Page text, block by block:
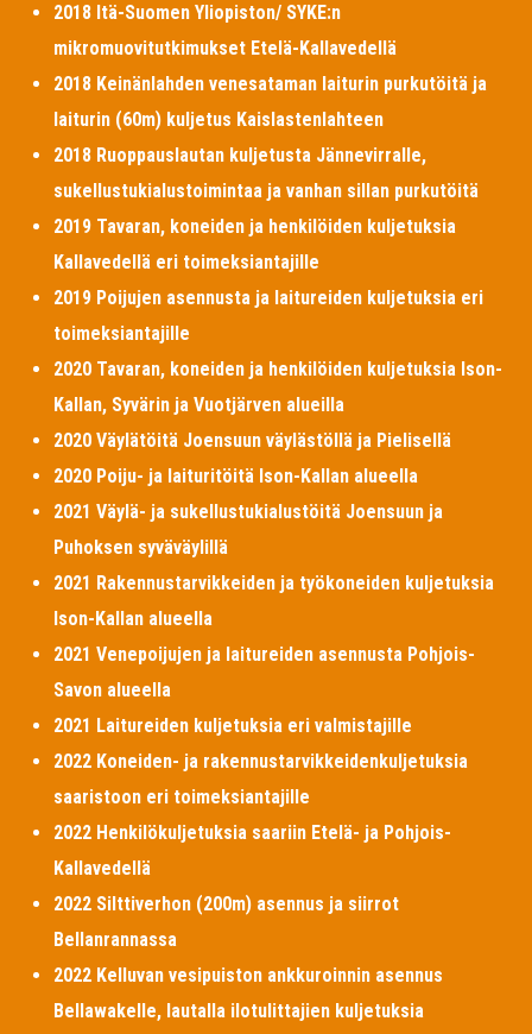
2018 Itä-Suomen Yliopiston/ SYKE:n
mikromuovitutkimukset Etelä-Kallavedellä
2018 Keinänlahden venesataman laiturin purkutöitä ja
laiturin (60m) kuljetus Kaislastenlahteen
2018 Ruoppauslautan kuljetusta Jännevirralle,
sukellustukialustoimintaa ja vanhan sillan purkutöitä
2019 Tavaran, koneiden ja henkilöiden kuljetuksia
Kallavedellä eri toimeksiantajille
2019 Poijujen asennusta ja laitureiden kuljetuksia eri
toimeksiantajille
2020 Tavaran, koneiden ja henkilöiden kuljetuksia Ison-
Kallan, Syvärin ja Vuotjärven alueilla
2020 Väylätöitä Joensuun väylästöllä ja Pielisellä
2020 Poiju- ja laituritöitä Ison-Kallan alueella
2021 Väylä- ja sukellustukialustöitä Joensuun ja
Puhoksen syväväylillä
2021 Rakennustarvikkeiden ja työkoneiden kuljetuksia
Ison-Kallan alueella
2021 Venepoijujen ja laitureiden asennusta Pohjois-
Savon alueella
2021 Laitureiden kuljetuksia eri valmistajille
2022 Koneiden- ja rakennustarvikkeidenkuljetuksia
saaristoon eri toimeksiantajille
2022 Henkilökuljetuksia saariin Etelä- ja Pohjois-
Kallavedellä
2022 Silttiverhon (200m) asennus ja siirrot
Bellanrannassa
2022 Kelluvan vesipuiston ankkuroinnin asennus
Bellawakelle, lautalla ilotulittajien kuljetuksia